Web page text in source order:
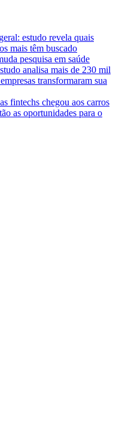
estudo revela quais
mais têm buscado
pesquisa em saúde
analisa mais de 230 mil
transformaram sua
fintechs chegou aos carros
as oportunidades para o